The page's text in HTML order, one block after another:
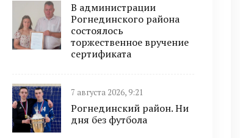
В администрации
Рогнединского района
состоялось
торжественное вручение
сертификата
7 августа 2026, 9:21
Рогнединский район. Ни
дня без футбола